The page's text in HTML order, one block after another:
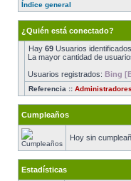
Índice general
¿Quién está conectado?
Hay 69 Usuarios
La mayor cantidad de
Usuarios registrados: Bing
Referencia :: Administradores
Cumpleaños
Hoy sin
Estadísticas